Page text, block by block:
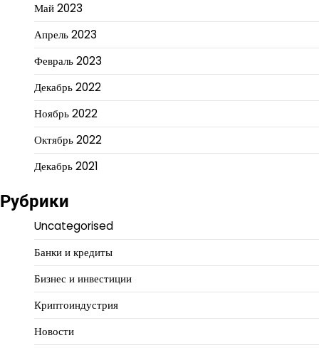
Май 2023
Апрель 2023
Февраль 2023
Декабрь 2022
Ноябрь 2022
Октябрь 2022
Декабрь 2021
Рубрики
Uncategorised
Банки и кредиты
Бизнес и инвестиции
Криптоиндустрия
Новости